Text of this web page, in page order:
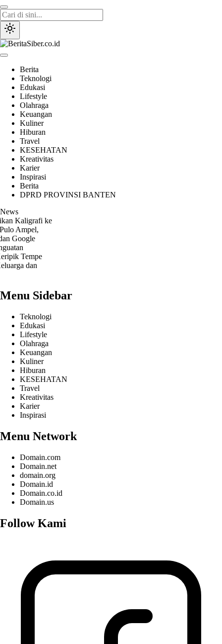
Lewati
ke
konten
Berita
Teknologi
Edukasi
Lifestyle
Olahraga
Keuangan
Kuliner
Hiburan
Travel
KESEHATAN
Kreativitas
Karier
Inspirasi
Berita
DPRD PROVINSI BANTEN
News
ke
Tempe
dan
Menu Sidebar
Teknologi
Edukasi
Lifestyle
Olahraga
Keuangan
Kuliner
Hiburan
KESEHATAN
Travel
Kreativitas
Karier
Inspirasi
Menu Network
Domain.com
Domain.net
domain.org
Domain.id
Domain.co.id
Domain.us
Follow Kami